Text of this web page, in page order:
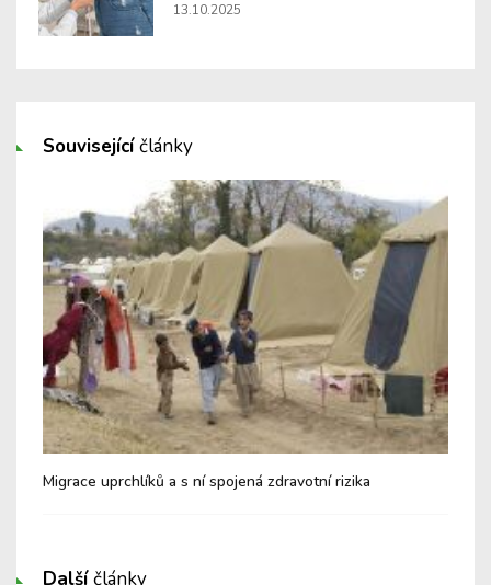
13.10.2025
Souvisejícíčlánky
Migrace uprchlíků a s ní spojená zdravotní rizika
Dalšíčlánky